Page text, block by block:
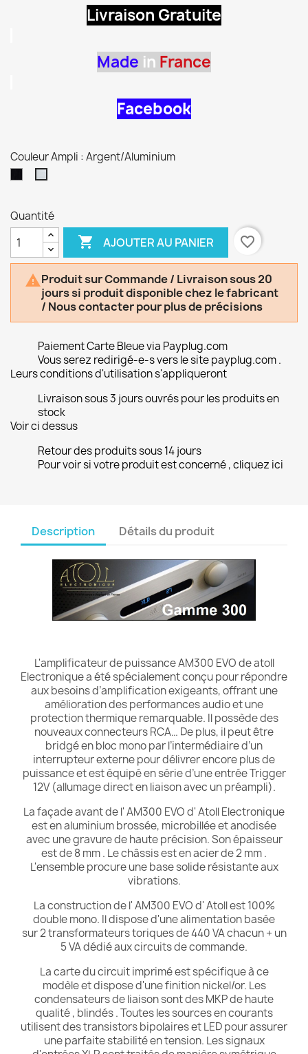
Livraison Gratuite
Made in France
Facebook
Couleur Ampli : Argent/Aluminium
Quantité
 AJOUTER AU PANIER favorite_border
Produit sur Commande / Livraison sous 20
jours si produit disponible chez le fabricant
/ Nous contacter pour plus de précisions
Paiement Carte Bleue via Payplug.com
Vous serez redirigé-e-s vers le site payplug.com .
Leurs conditions d'utilisation s'appliqueront
Livraison sous 3 jours ouvrés pour les produits en
stock
Voir ci dessus
Retour des produits sous 14 jours
Pour voir si votre produit est concerné , cliquez ici
Description Détails du produit
L'amplificateur de puissance AM300 EVO de atoll
Electronique a été spécialement conçu pour répondre
aux besoins d’amplification exigeants, offrant une
amélioration des performances audio et une
protection thermique remarquable. Il possède des
nouveaux connecteurs RCA… De plus, il peut être
bridgé en bloc mono par l’intermédiaire d’un
interrupteur externe pour délivrer encore plus de
puissance et est équipé en série d’une entrée Trigger
12V (allumage direct en liaison avec un préampli).
La façade avant de l' AM300 EVO d' Atoll Electronique
est en aluminium brossée, microbillée et anodisée
avec une gravure de haute précision. Son épaisseur
est de 8 mm . Le châssis est en acier de 2 mm .
L'ensemble procure une base solide résistante aux
vibrations.
La construction de l' AM300 EVO d' Atoll est 100%
double mono. Il dispose d'une alimentation basée
sur2 transformateurs toriques de 440 VA chacun + un
5 VA dédié aux circuits de commande.
La carte du circuit imprimé est spécifique à ce
modèle et dispose d'une finition nickel/or. Les
condensateurs de liaison sont des MKP de haute
qualité , blindés . Toutes les sources en courants
utilisent des transistors bipolaires et LED pour assurer
une parfaite stabilité en tension. Les signaux